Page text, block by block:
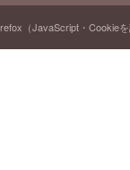
（JavaScript・Cookie